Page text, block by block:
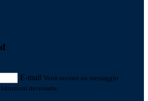
E-mail Verrà inviato un messaggio
necessarie.